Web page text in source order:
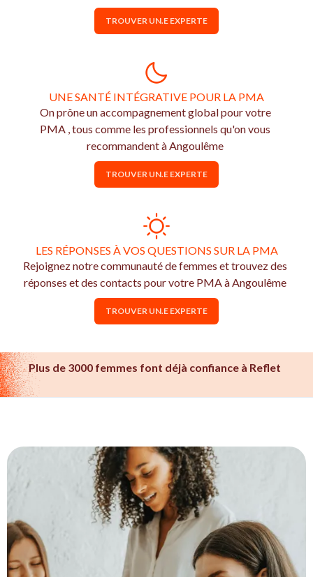
TROUVER UN.E EXPERTE
UNE SANTÉ INTÉGRATIVE POUR LA PMA
On prône un accompagnement global pour votre
PMA , tous comme les professionnels qu'on vous
recommandent à Angoulême
TROUVER UN.E EXPERTE
LES RÉPONSES À VOS QUESTIONS SUR LA PMA
Rejoignez notre communauté de femmes et trouvez des
réponses et des contacts pour votre PMA à Angoulême
TROUVER UN.E EXPERTE
Plus de 3000 femmes font déjà confiance à Reflet